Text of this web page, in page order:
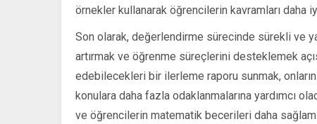
örnekler kullanarak öğrencilerin kavramları daha
Son olarak, değerlendirme sürecinde sürekli ve
artırmak ve öğrenme süreçlerini desteklemek
edebilecekleri bir ilerleme raporu sunmak,
konulara daha fazla odaklanmalarına yardımcı
ve öğrencilerin matematik becerileri daha